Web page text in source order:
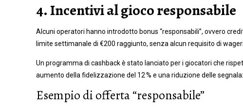
4. Incentivi al gioco responsabile
Alcuni operatori hanno introdotto bonus “responsabili”, ovvero
limite settimanale di €200 raggiunto, senza alcun requisito di
Un programma di cashback è stato lanciato per i giocatori che
aumento della fidelizzazione del 12 % e una riduzione delle
Esempio di offerta “responsabile”